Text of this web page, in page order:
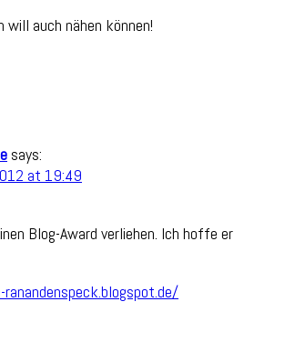
will auch nähen können!
says:
at 19:49
Blog-Award verliehen. Ich hoffe er